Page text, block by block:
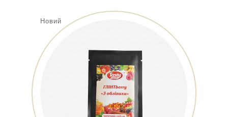
Новий